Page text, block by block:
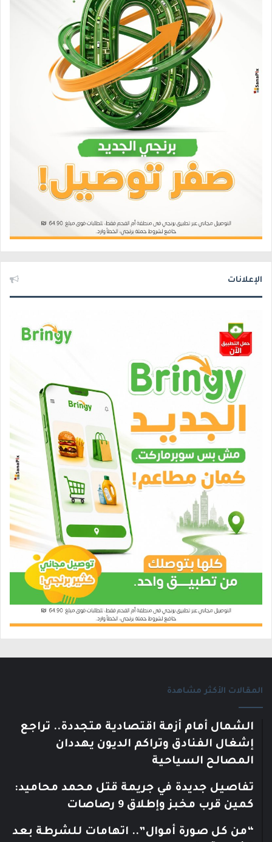
الإعلانات
المقالات الأكثر مشاهدة
الشمال أمام أزمة اقتصادية متجددة.. تراجع
إشغال الفنادق وتراكم الديون يهددان
المصالح السياحية
تفاصيل جديدة في جريمة قتل محمد محاميد:
كمين قرب مخبز وإطلاق 9 رصاصات
“من كل صورة أموال”.. اتهامات للشرطة بعد